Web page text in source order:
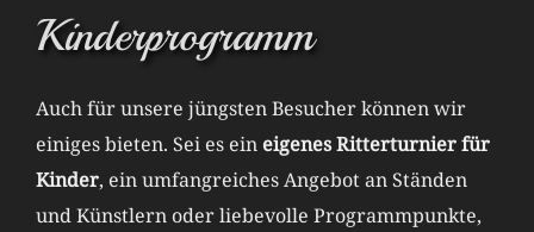
Kinderprogramm
Auch für unsere jüngsten Besucher können wir
einiges bieten. Sei es ein eigenes Ritterturnier für
Kinder, ein umfangreiches Angebot an Ständen
und Künstlern oder liebevolle Programmpunkte,